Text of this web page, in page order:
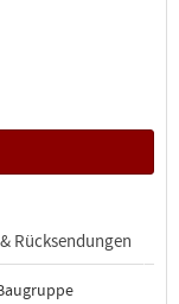
Rücksendungen